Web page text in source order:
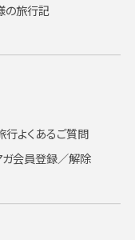
の旅行記
行よくあるご質問
ガ会員登録／解除